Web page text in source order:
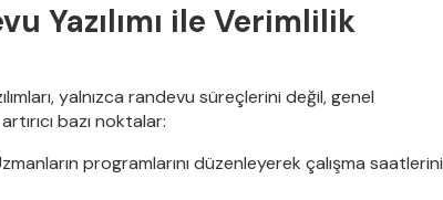
Yazılımı ile Verimlilik
yalnızca randevu süreçlerini değil, genel
bazı noktalar:
programlarını düzenleyerek çalışma saatlerini